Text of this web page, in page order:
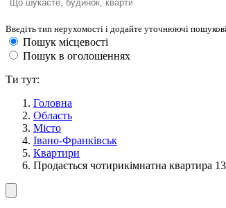
Введіть тип нерухомості і додайте уточнюючі
Пошук місцевості
Пошук в оголошеннях
Ти тут:
Головна
Область
Місто
Івано-Франківськ
Квартири
Продається чотирикімнатна квартира